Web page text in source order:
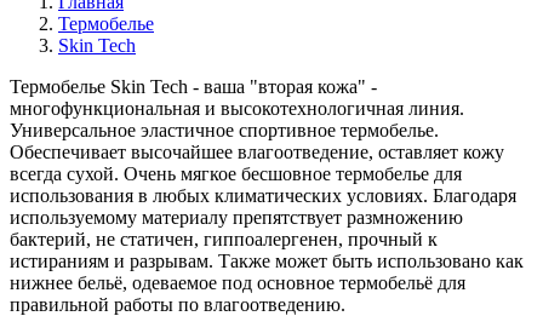
Термобелье
Skin Tech
Термобелье Skin Tech - ваша "вторая кожа" -
многофункциональная и высокотехнологичная линия.
Универсальное эластичное спортивное термобелье.
Обеспечивает высочайшее влагоотведение, оставляет кожу
всегда сухой. Очень мягкое бесшовное термобелье для
использования в любых климатических условиях. Благодаря
используемому материалу препятствует размножению
бактерий, не статичен, гиппоалергенен, прочный к
истираниям и разрывам. Также может быть использовано как
нижнее бельё, одеваемое под основное термобельё для
правильной работы по влагоотведению.